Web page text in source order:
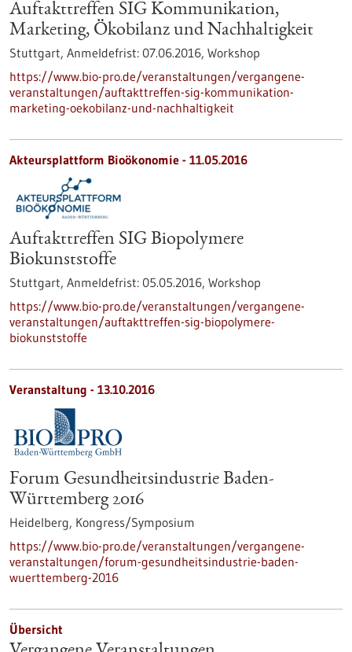
Auftakttreffen SIG Kommunikation,
Marketing, Ökobilanz und Nachhaltigkeit
Stuttgart, Anmeldefrist: 07.06.2016, Workshop
https://www.bio-pro.de/veranstaltungen/vergangene-
veranstaltungen/auftakttreffen-sig-kommunikation-
marketing-oekobilanz-und-nachhaltigkeit
Akteursplattform Bioökonomie - 11.05.2016
Auftakttreffen SIG Biopolymere
Biokunststoffe
Stuttgart, Anmeldefrist: 05.05.2016, Workshop
https://www.bio-pro.de/veranstaltungen/vergangene-
veranstaltungen/auftakttreffen-sig-biopolymere-
biokunststoffe
Veranstaltung - 13.10.2016
Forum Gesundheitsindustrie Baden-
Württemberg 2016
Heidelberg, Kongress/Symposium
https://www.bio-pro.de/veranstaltungen/vergangene-
veranstaltungen/forum-gesundheitsindustrie-baden-
wuerttemberg-2016
Übersicht